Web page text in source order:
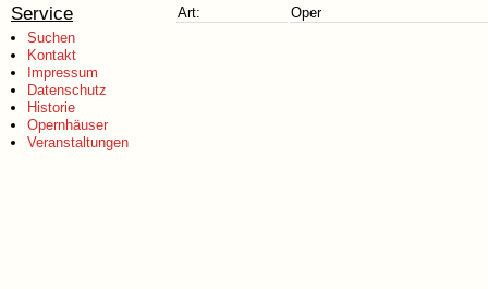
Service
Suchen
Kontakt
Impressum
Datenschutz
Historie
Opernhäuser
Veranstaltungen
Art: Oper